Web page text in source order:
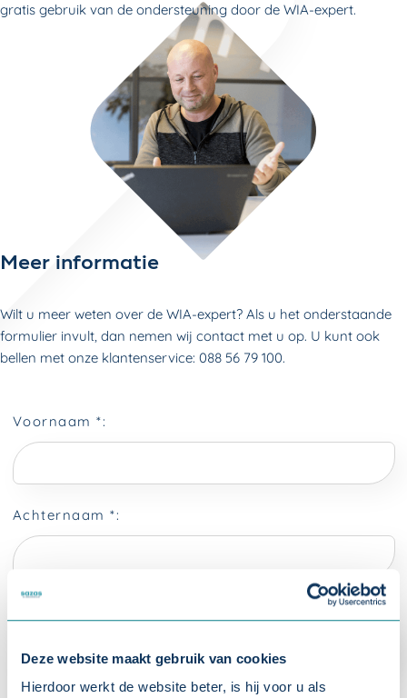
Deze website maakt gebruik van cookies
Hierdoor werkt de website beter, is hij voor u als
gratis gebruik van de ondersteuning door de WIA-expert.
Meer informatie
Wilt u meer weten over de WIA-expert? Als u het onderstaande
formulier invult, dan nemen wij contact met u op. U kunt ook
bellen met onze klantenservice: 088 56 79 100.